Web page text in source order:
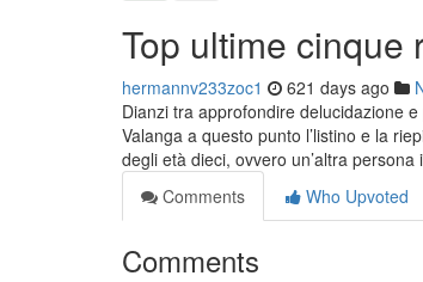
Top ultime cinque
hermannv233zoc1 621 days ago
Dianzi tra approfondire delucidazione
Valanga a questo punto l’listino e la
degli età dieci, ovvero un’altra
Comments
Who Upvoted
Comments